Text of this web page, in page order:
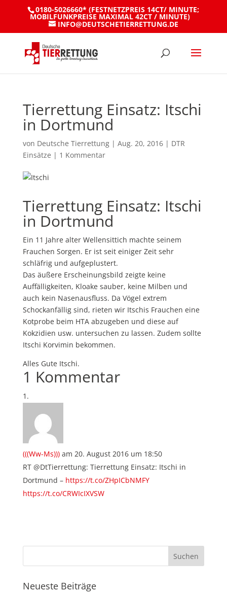
0180-5026660* (FESTNETZPREIS 14CT/ MINUTE;
MOBILFUNKPREISE MAXIMAL 42CT / MINUTE)
INFO@DEUTSCHETIERRETTUNG.DE
Tierrettung Einsatz: Itschi
in Dortmund
von Deutsche Tierrettung| Aug. 20, 2016| DTR
Einsätze | 1 Kommentar
Tierrettung Einsatz: Itschi
in Dortmund
Ein 11 Jahre alter Wellensittich machte seinem
Frauchen Sorgen. Er ist seit einiger Zeit sehr
schläfrig und aufgeplustert.
Das äußere Erscheinungsbild zeigte keine
Auffälligkeiten, Kloake sauber, keine Milben und
auch kein Nasenausfluss. Da Vögel extrem
Schockanfällig sind, rieten wir Itschis Frauchen eine
Kotprobe beim HTA abzugeben und diese auf
Kokzidien usw. untersuchen zu lassen. Zudem sollte
Itschi Korvimin bekommen.
Alles Gute Itschi.
1 Kommentar
(((Ww-Ms))) am 20. August 2016 um 18:50
RT @DtTierrettung: Tierrettung Einsatz: Itschi in
Dortmund – https://t.co/ZHpICbNMFY
https://t.co/CRWIcIXVSW
Neueste Beiträge